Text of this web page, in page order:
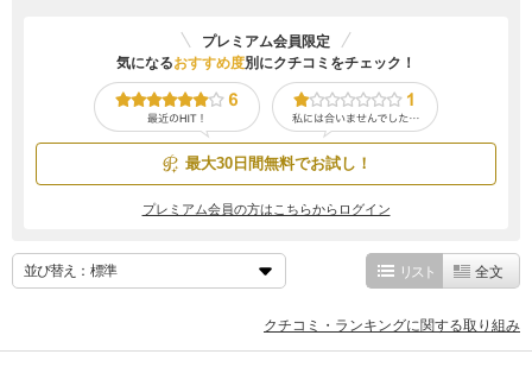
プレミアム会員限定
気になるおすすめ度別にクチコミをチェック！
最大30日間無料でお試し！
プレミアム会員の方はこちらからログイン
並び替え： リスト 全文
クチコミ・ランキングに関する取り組み